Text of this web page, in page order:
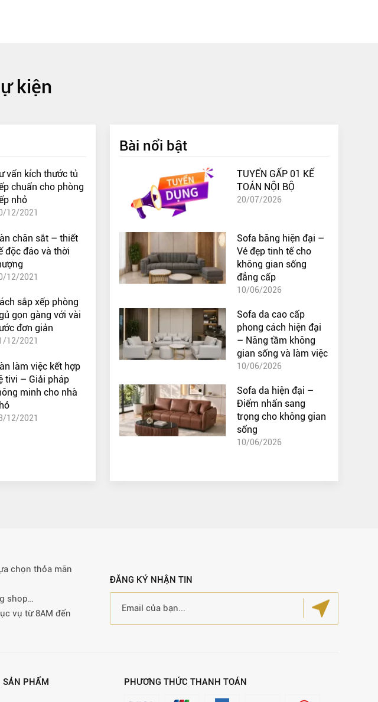
kiện
vấn kích thước tủ
chuẩn cho phòng
nhỏ
12/2021
chân sắt – thiết
độc đáo và thời
12/2021
sắp xếp phòng
gọn gàng với vài
đơn giản
12/2021
làm việc kết hợp
tivi – Giải pháp
minh cho nhà
12/2021
Bài nổi bật
TUYỂN GẤP 01 KẾ
TOÁN NỘI BỘ
20/07/2026
Sofa băng hiện đại –
Vẻ đẹp tinh tế cho
không gian sống
đẳng cấp
10/06/2026
Sofa da cao cấp
phong cách hiện đại
– Nâng tầm không
gian sống và làm việc
10/06/2026
Sofa da hiện đại –
Điểm nhấn sang
trọng cho không gian
sống
10/06/2026
chọn thỏa mãn
shop…
vụ từ 8AM đến
ĐĂNG KÝ NHẬN TIN
SẢN PHẨM PHƯƠNG THỨC THANH TOÁN